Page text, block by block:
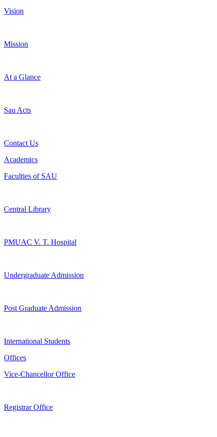
Vision
Mission
At a Glance
Sau Acts
Contact Us
Academics
Faculties of SAU
Central Library
PMUAC V. T. Hospital
Undergraduate Admission
Post Graduate Admission
International Students
Offices
Vice-Chancellor Office
Registrar Office